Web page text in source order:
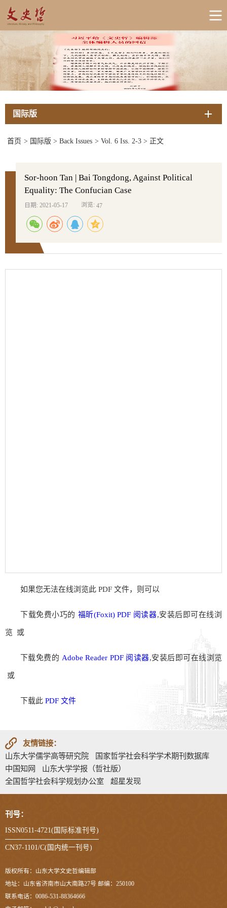
国际版
首页 > 国际版 > Back Issues > Vol. 6 Iss. 2-3 > 正文
Sor-hoon Tan | Bai Tongdong, Against Political
Equality: The Confucian Case
日期: 2021-05-17 浏览: 47
如果您无法在线浏览此 PDF 文件，则可以
下载免费小巧的 福昕(Foxit) PDF 阅读器,安装后即可在线浏
览 或
下载免费的 Adobe Reader PDF 阅读器,安装后即可在线浏览
或
下载此 PDF 文件
友情链接：
山东大学儒学高等研究院
国家哲学社会科学学术期刊数据库
中国知网
山东大学学报（哲社版）
全国哲学社会科学规划办公室
超星发现
刊号：
ISSN0511-4721(国际标准刊号)
CN37-1101/C(国内统一刊号)
版权所有：山东大学文史哲编辑部
地址：山东省济南市山大南路27号 邮编：250100
联系电话：0086-531-88364666